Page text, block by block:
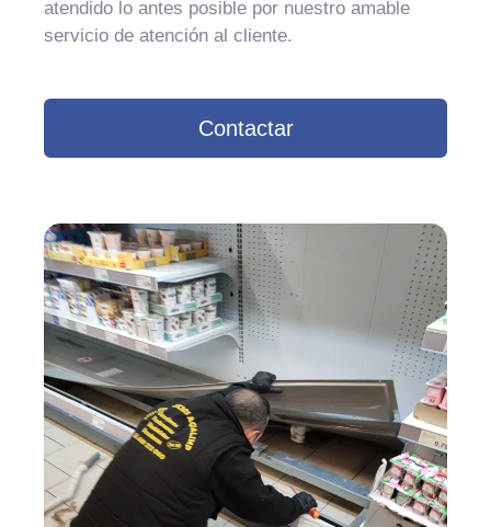
atendido lo antes posible por nuestro amable
servicio de atención al cliente.
Contactar